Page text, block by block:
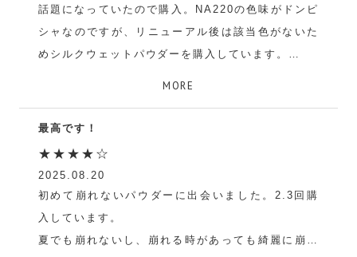
み
話題になっていたので購入。NA220の色味がドンピ
シャなのですが、リニューアル後は該当色がないた
めシルクウェットパウダーを購入しています。
み
MORE
最高です！
★★★★☆
2025.08.20
初めて崩れないパウダーに出会いました。2.3回購
入しています。
夏でも崩れないし、崩れる時があっても綺麗に崩れ